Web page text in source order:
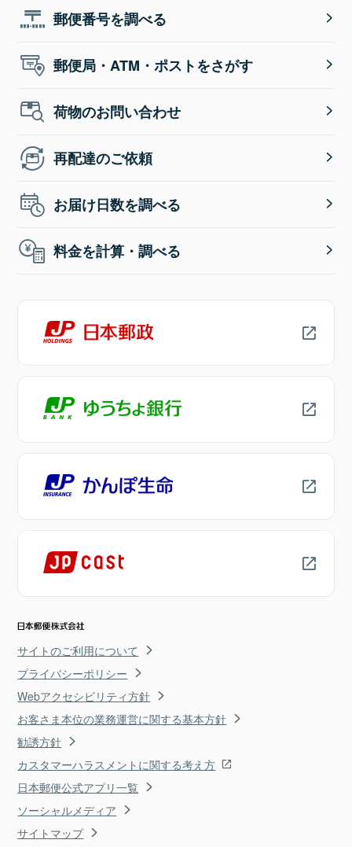
郵便番号を調べる
郵便局・ATM・ポストをさがす
荷物のお問い合わせ
再配達のご依頼
お届け日数を調べる
料金を計算・調べる
サイトのご利用について
プライバシーポリシー
Webアクセシビリティ方針
お客さま本位の業務運営に関する基本方針
勧誘方針
カスタマーハラスメントに関する考え方
日本郵便公式アプリ一覧
ソーシャルメディア
サイトマップ